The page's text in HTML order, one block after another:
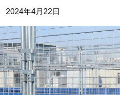
2024年4月22日